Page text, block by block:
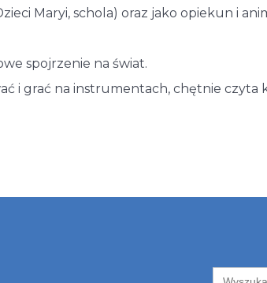
Maryi, schola) oraz jako opiekun i
spojrzenie na świat.
i grać na instrumentach, chętnie czyta
Search